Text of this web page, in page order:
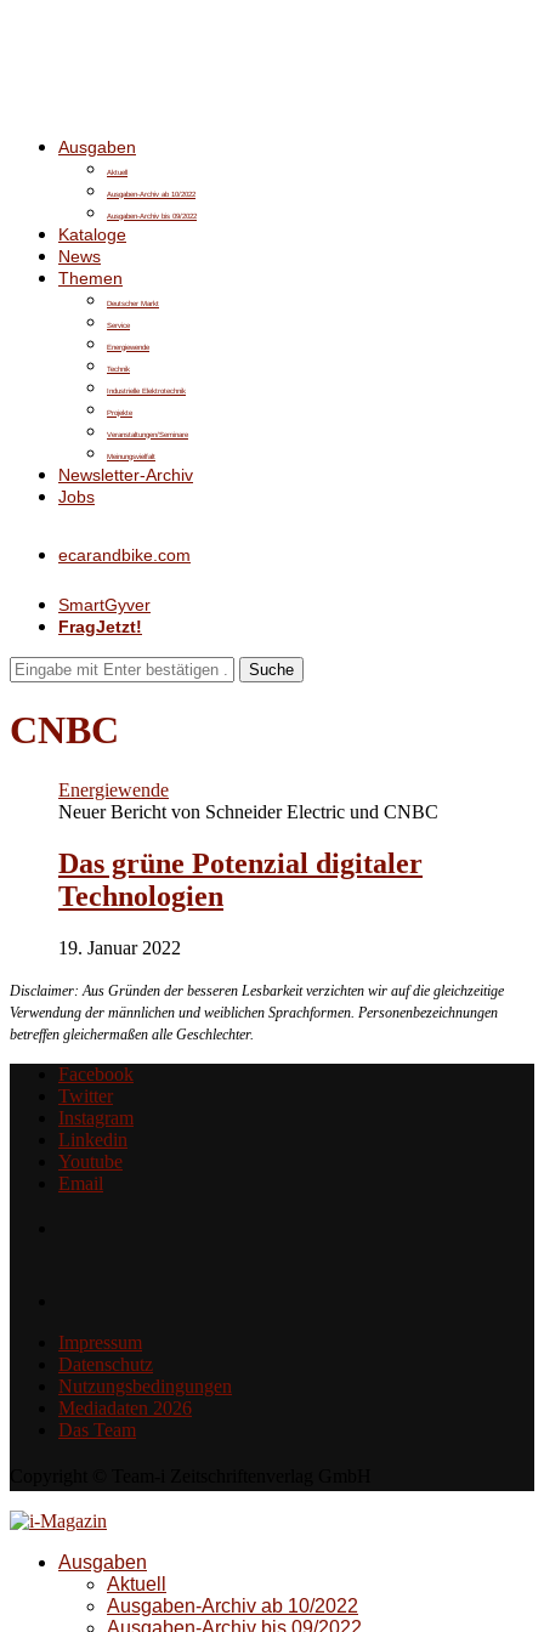
Ausgaben
Aktuell
Ausgaben-Archiv ab 10/2022
Ausgaben-Archiv bis 09/2022
Kataloge
News
Themen
Deutscher Markt
Service
Energiewende
Technik
Industrielle Elektrotechnik
Projekte
Veranstaltungen/Seminare
Meinungsvielfalt
Newsletter-Archiv
Jobs
ecarandbike.com
SmartGyver
FragJetzt!
Suche
CNBC
Energiewende
Neuer Bericht von Schneider Electric und CNBC
Das grüne Potenzial digitaler
Technologien
19. Januar 2022
Disclaimer: Aus Gründen der besseren Lesbarkeit verzichten wir auf die gleichzeitige
Verwendung der männlichen und weiblichen Sprachformen. Personenbezeichnungen
betreffen gleichermaßen alle Geschlechter.
Facebook
Twitter
Instagram
Linkedin
Youtube
Email
Impressum
Datenschutz
Nutzungsbedingungen
Mediadaten 2026
Das Team
Ausgaben
Aktuell
Ausgaben-Archiv ab 10/2022
Ausgaben-Archiv bis 09/2022